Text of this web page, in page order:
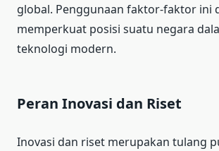
global. Penggunaan faktor-faktor ini
memperkuat posisi suatu negara
teknologi modern.
Peran Inovasi dan Riset
Inovasi dan riset merupakan tulang